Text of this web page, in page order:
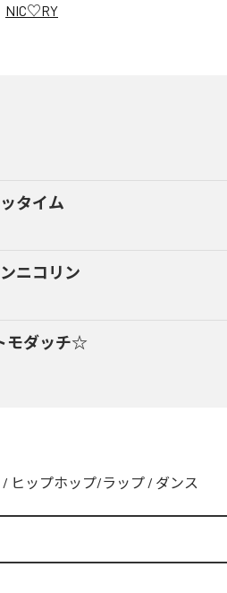
NIC♡RY
タイム
ニコリン
モダッチ☆
/ ヒップホップ/ラップ / ダンス